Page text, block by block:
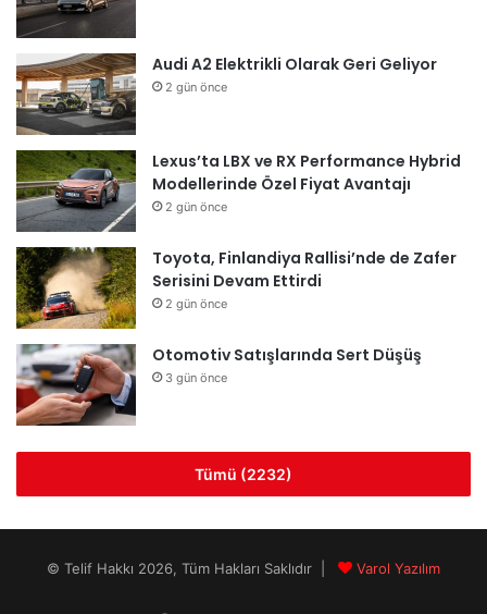
Audi A2 Elektrikli Olarak Geri Geliyor
2 gün önce
Lexus’ta LBX ve RX Performance Hybrid
Modellerinde Özel Fiyat Avantajı
2 gün önce
Toyota, Finlandiya Rallisi’nde de Zafer
Serisini Devam Ettirdi
2 gün önce
Otomotiv Satışlarında Sert Düşüş
3 gün önce
Tümü (2232)
© Telif Hakkı 2026, Tüm Hakları Saklıdır | Varol Yazılım